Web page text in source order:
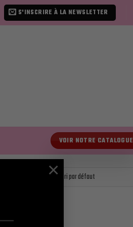
×
S'INSCRIRE À LA NEWSLETTER
VOIR NOTRE CATALOGUE